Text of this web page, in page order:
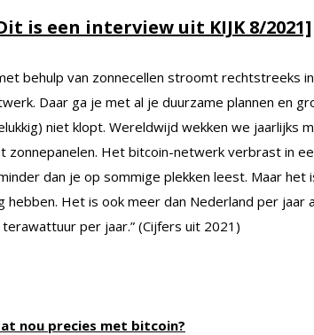
is een interview uit KIJK 8/2021]
behulp van zonnecellen stroomt rechtstreeks
Daar ga je met al je duurzame plannen en
niet klopt. Wereldwijd wekken we jaarlijks
Het bitcoin-netwerk verbrast in
dan je op sommige plekken leest. Maar het
hebben. Het is ook meer dan Nederland per jaar
per jaar.” (Cijfers uit 2021)
nou precies met bitcoin?